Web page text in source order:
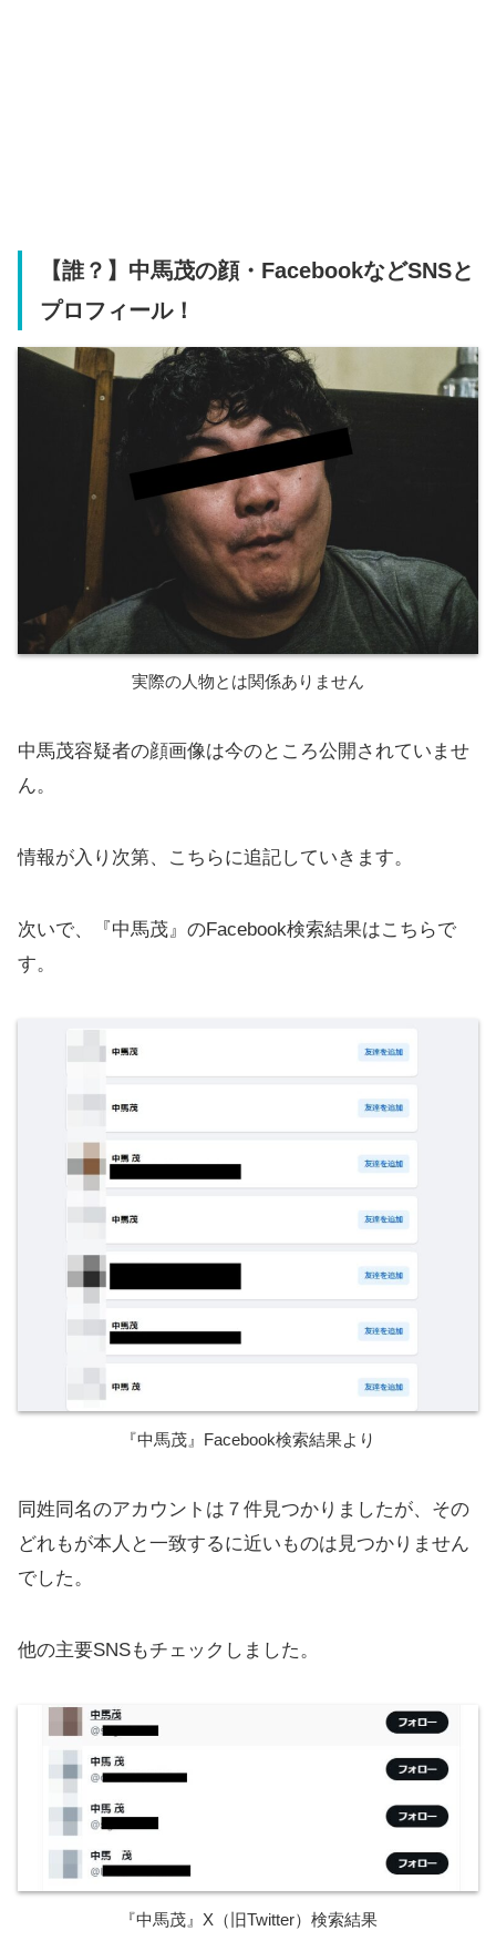
【誰？】中馬茂の顔・FacebookなどSNSと
プロフィール！
実際の人物とは関係ありません
中馬茂容疑者の顔画像は今のところ公開されていませ
ん。
情報が入り次第、こちらに追記していきます。
次いで、『中馬茂』のFacebook検索結果はこちらで
す。
『中馬茂』Facebook検索結果より
同姓同名のアカウントは７件見つかりましたが、その
どれもが本人と一致するに近いものは見つかりません
でした。
他の主要SNSもチェックしました。
『中馬茂』X（旧Twitter）検索結果